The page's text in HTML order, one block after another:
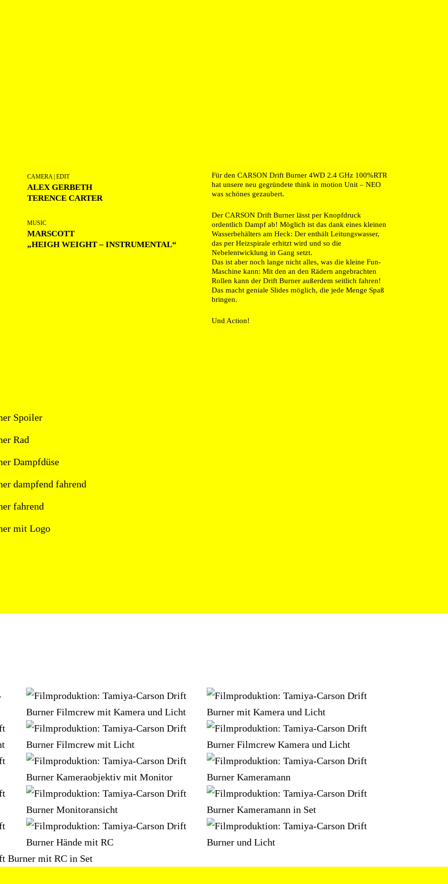
CAMERA | EDIT
ALEX GERBETH
TERENCE CARTER
MUSIC
MARSCOTT
„HEIGH WEIGHT – INSTRUMENTAL“
Für den CARSON Drift Burner 4WD 2.4 GHz 100%RTR
hat unsere neu gegründete think in motion Unit – NEO
was schönes gezaubert.
Der CARSON Drift Burner lässt per Knopfdruck
ordentlich Dampf ab! Möglich ist das dank eines kleinen
Wasserbehälters am Heck: Der enthält Leitungswasser,
das per Heizspirale erhitzt wird und so die
Nebelentwicklung in Gang setzt.
Das ist aber noch lange nicht alles, was die kleine Fun-
Maschine kann: Mit den an den Rädern angebrachten
Rollen kann der Drift Burner außerdem seitlich fahren!
Das macht geniale Slides möglich, die jede Menge Spaß
bringen.
Und Action!